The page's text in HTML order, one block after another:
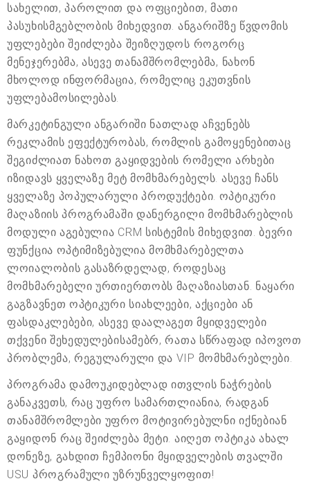
სახელით, პაროლით და ოფციებით, მათი
პასუხისმგებლობის მიხედვით. ანგარიშზე წვდომის
უფლებები შეიძლება შეიზღუდოს როგორც
მენეჯერებმა, ასევე თანამშრომლებმა, ნახონ
მხოლოდ ინფორმაცია, რომელიც ეკუთვნის
უფლებამოსილებას.
მარკეტინგული ანგარიში ნათლად აჩვენებს
რეკლამის ეფექტურობას, რომლის გამოყენებითაც
შეგიძლიათ ნახოთ გაყიდვების რომელი არხები
იზიდავს ყველაზე მეტ მომხმარებელს. ასევე ჩანს
ყველაზე პოპულარული პროდუქტები. ოპტიკური
მაღაზიის პროგრამაში დანერგილი მომხმარებლის
მოდული აგებულია CRM სისტემის მიხედვით. ბევრი
ფუნქცია ოპტიმიზებულია მომხმარებელთა
ლოიალობის გასაზრდელად, როდესაც
მომხმარებელი ურთიერთობს მაღაზიასთან. ნაყარი
გაგზავნეთ ოპტიკური სიახლეები, აქციები ან
ფასდაკლებები, ასევე დაალაგეთ მყიდველები
თქვენი შეხედულებისამებრ, რათა სწრაფად იპოვოთ
პრობლემა, რეგულარული და VIP მომხმარებლები.
პროგრამა დამოუკიდებლად ითვლის ნაჭრების
განაკვეთს, რაც უფრო სამართლიანია, რადგან
თანამშრომლები უფრო მოტივირებულნი იქნებიან
გაყიდონ რაც შეიძლება მეტი. აიღეთ ოპტიკა ახალ
დონეზე, გახდით ჩემპიონი მყიდველების თვალში
USU პროგრამული უზრუნველყოფით!